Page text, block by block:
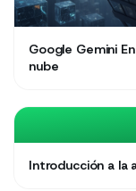
Google Gemini
nube
Introducción a la